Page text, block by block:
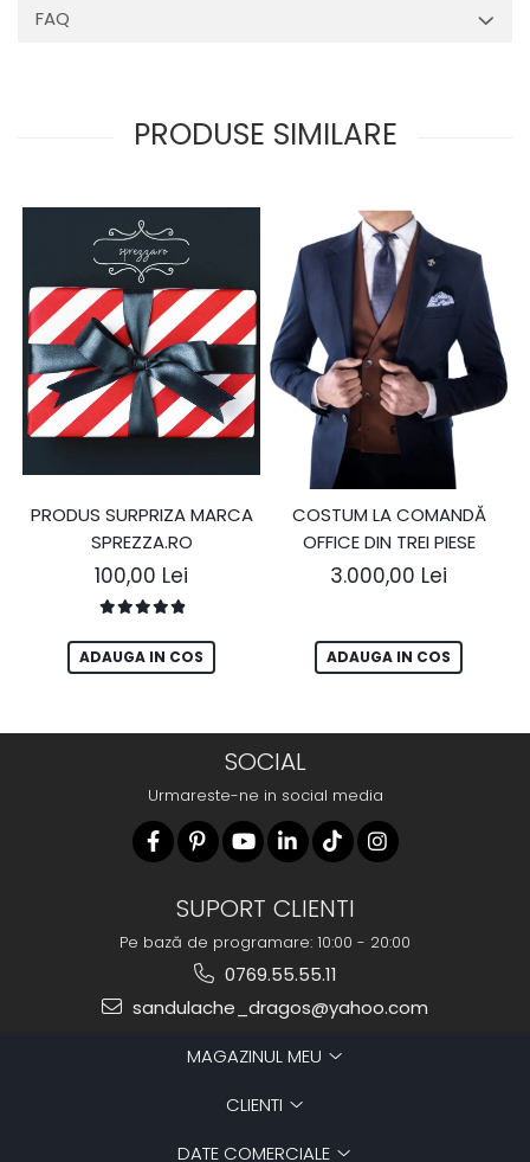
FAQ
PRODUSE SIMILARE
PRODUS SURPRIZA MARCA
SPREZZA.RO
100,00 Lei
ADAUGA IN COS
COSTUM LA COMANDĂ
OFFICE DIN TREI PIESE
3.000,00 Lei
ADAUGA IN COS
SOCIAL
Urmareste-ne in social media
SUPORT CLIENTI
Pe bază de programare: 10:00 - 20:00
0769.55.55.11
sandulache_dragos@yahoo.com
MAGAZINUL MEU
CLIENTI
DATE COMERCIALE